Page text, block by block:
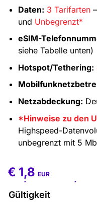
Daten: 3 Tarifarten–
und Unbegrenzt*
eSIM-
siehe Tabelle unten)
Hotspot/Tethering:
Netzabdeckung:
*Hinweise zu den
Highspeed-
unbegrenzt mit 5
€ 1,8 –€
Gültigkeit
€ 1,8 EUR